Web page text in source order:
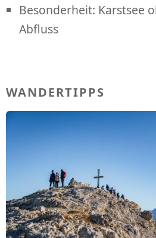
Besonderheit: Karstsee
Abfluss
WANDERTIPPS